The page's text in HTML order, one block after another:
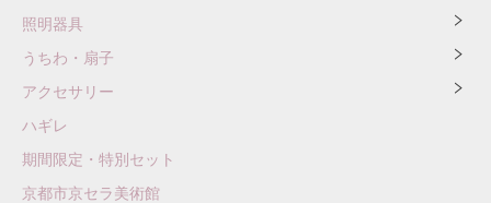
照明器具
うちわ・扇子
アクセサリー
ハギレ
期間限定・特別セット
京都市京セラ美術館